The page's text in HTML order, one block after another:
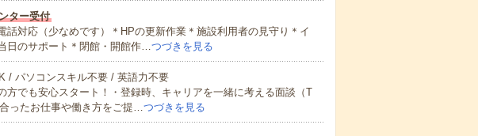
ター受付
話対応（少なめです）＊HPの更新作業＊施設利用者の見守り＊イ
日のサポート＊閉館・開館作…つづきを見る
/ パソコンスキル不要 / 英語力不要
方でも安心スタート！・登録時、キャリアを一緒に考える面談（T
ったお仕事や働き方をご提…つづきを見る